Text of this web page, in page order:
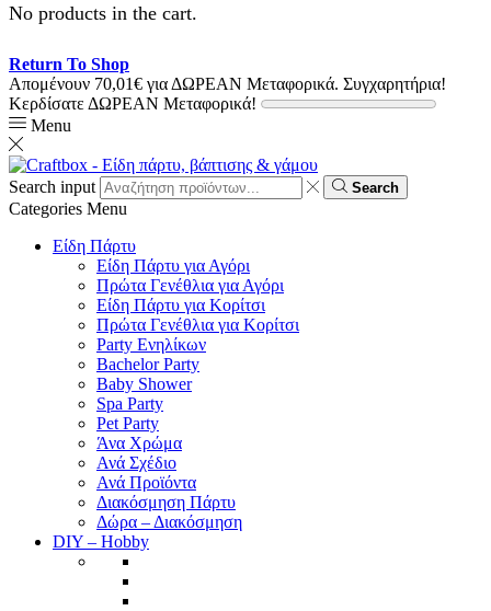
No products in the cart.
Return To Shop
Απομένουν 70,01€ για ΔΩΡΕΑΝ Μεταφορικά. Συγχαρητήρια!
Κερδίσατε ΔΩΡΕΑΝ Μεταφορικά!
Menu
Search input Search
Categories Menu
Είδη Πάρτυ
Είδη Πάρτυ για Αγόρι
Πρώτα Γενέθλια για Αγόρι
Είδη Πάρτυ για Κορίτσι
Πρώτα Γενέθλια για Κορίτσι
Party Ενηλίκων
Bachelor Party
Baby Shower
Spa Party
Pet Party
Άνα Χρώμα
Ανά Σχέδιο
Ανά Προϊόντα
Διακόσμηση Πάρτυ
Δώρα – Διακόσμηση
DIY – Hobby